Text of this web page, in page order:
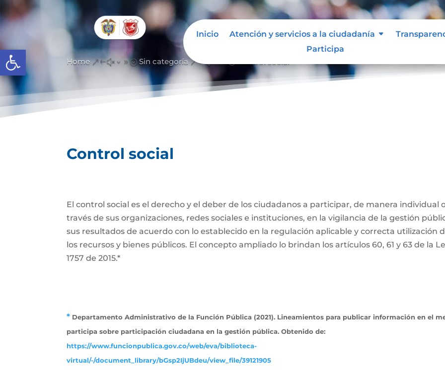
Abrir barra de herramientas
Inicio Atención y servicios a la ciudadanía
Participa
Home &#x39; Sin categoría &#x39;
Control social
El control social es el derecho y el deber de los ciudadanos a participar, de manera individual
través de sus organizaciones, redes sociales e instituciones, en la vigilancia de la gestión
sus resultados de acuerdo con lo establecido en la regulación aplicable y correcta utilización
los recursos y bienes públicos. El concepto ampliado lo brindan los artículos 60, 61 y 63 de la
1757 de 2015.*
* Departamento Administrativo de la Función Pública (2021). Lineamientos para publicar información en el
participa sobre participación ciudadana en la gestión pública. Obtenido de:
https://www.funcionpublica.gov.co/web/eva/biblioteca-
virtual/-/document_library/bGsp2IjUBdeu/view_file/39121905